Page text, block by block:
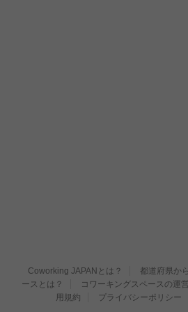
Coworking JAPANとは？ 都道府県か
ースとは？
コワーキングスペースの運
用規約
プライバシーポリシー